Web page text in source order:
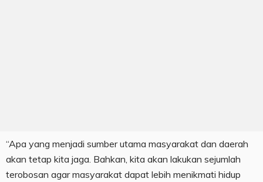
“Apa yang menjadi sumber utama masyarakat dan daerah
akan tetap kita jaga. Bahkan, kita akan lakukan sejumlah
terobosan agar masyarakat dapat lebih menikmati hidup